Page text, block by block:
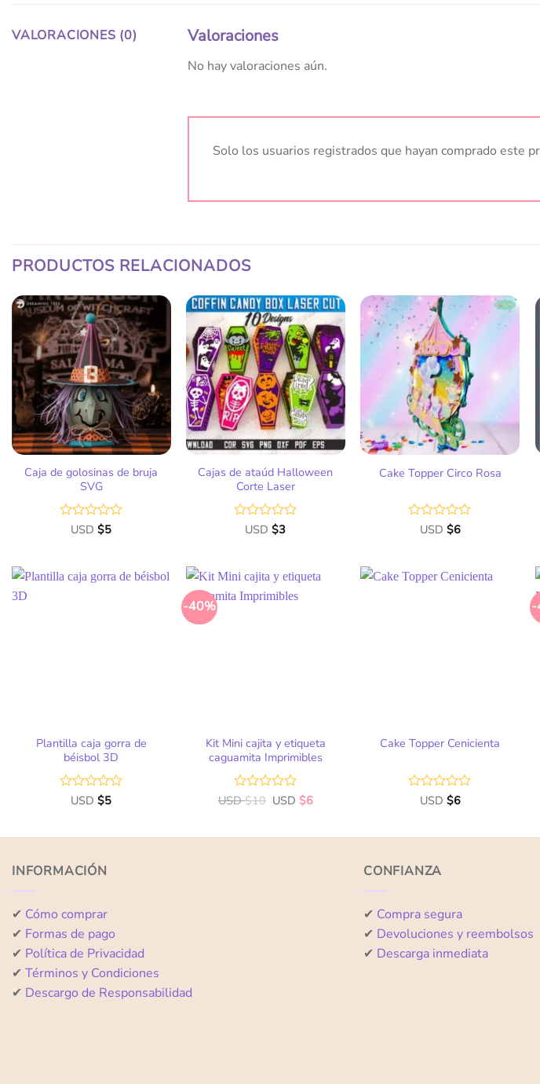
VALORACIONES (0) Valoraciones
No hay valoraciones aún.
Solo los usuarios registrados que hayan comprado este
PRODUCTOS RELACIONADOS
Añadir
a la
lista
de
deseos
Caja de golosinas de bruja
SVG
Valorado
5
USD$5
Añadir
a la
lista
de
deseos
Cajas de ataúd Halloween
Corte Laser
Valorado
5
USD$3
de
Cake Topper Circo Rosa
Valorado
5
USD $6
Plantilla caja gorra de
béisbol 3D
Valorado
de
USD$5
-40%
Kit Mini cajita y etiqueta
caguamita Imprimibles
Valorado
de
USD$10 USD$6
Cake Topper Cenicienta
Valorado
de
USD $6
-
INFORMACIÓN
✔ Cómo comprar
✔ Formas de pago
✔ Política de Privacidad
✔ Términos y Condiciones
✔ Descargo de Responsabilidad
CONFIANZA
✔ Compra segura
✔ Devoluciones y reembolsos
✔ Descarga inmediata